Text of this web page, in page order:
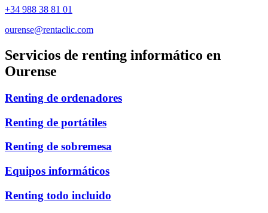
+34 988 38 81 01
ourense@rentaclic.com
Servicios de renting informático en
Ourense
Renting de ordenadores
Renting de portátiles
Renting de sobremesa
Equipos informáticos
Renting todo incluido